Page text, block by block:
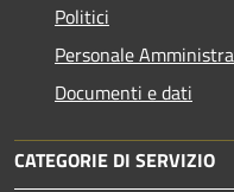
Politici
Personale
Documenti e dati
CATEGORIE DI SERVIZIO